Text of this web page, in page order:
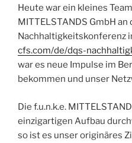
Heute war ein kleines
MITTELSTANDS GmbH an
Nachhaltigkeitskonferenz
cfs.com/de/dqs-
war es neue Impulse im
bekommen und unser
Die f.u.n.k.e.
einzigartigen Aufbau
so ist es unser originäres